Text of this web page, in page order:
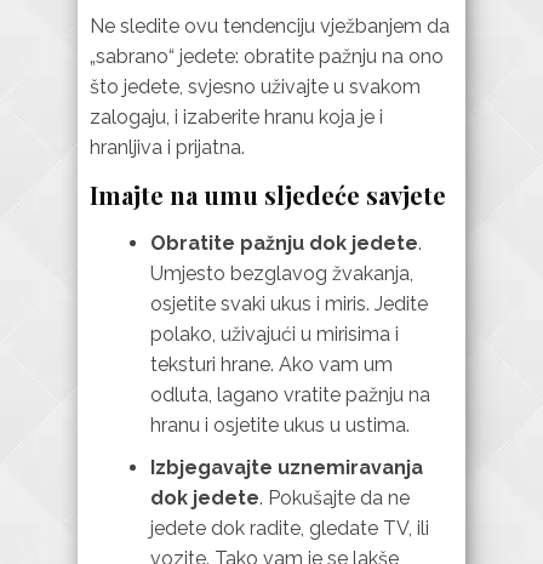
Ne sledite ovu tendenciju vježbanjem da
„sabrano“ jedete: obratite pažnju na ono
što jedete, svjesno uživajte u svakom
zalogaju, i izaberite hranu koja je i
hranljiva i prijatna.
Imajte na umu sljedeće savjete
Obratite pažnju dok jedete.
Umjesto bezglavog žvakanja,
osjetite svaki ukus i miris. Jedite
polako, uživajući u mirisima i
teksturi hrane. Ako vam um
odluta, lagano vratite pažnju na
hranu i osjetite ukus u ustima.
Izbjegavajte uznemiravanja
dok jedete. Pokušajte da ne
jedete dok radite, gledate TV, ili
vozite. Tako vam je se lakše